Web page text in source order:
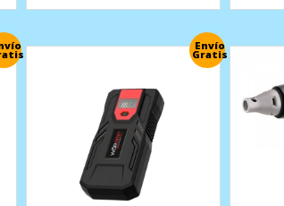
Envío
Gratis